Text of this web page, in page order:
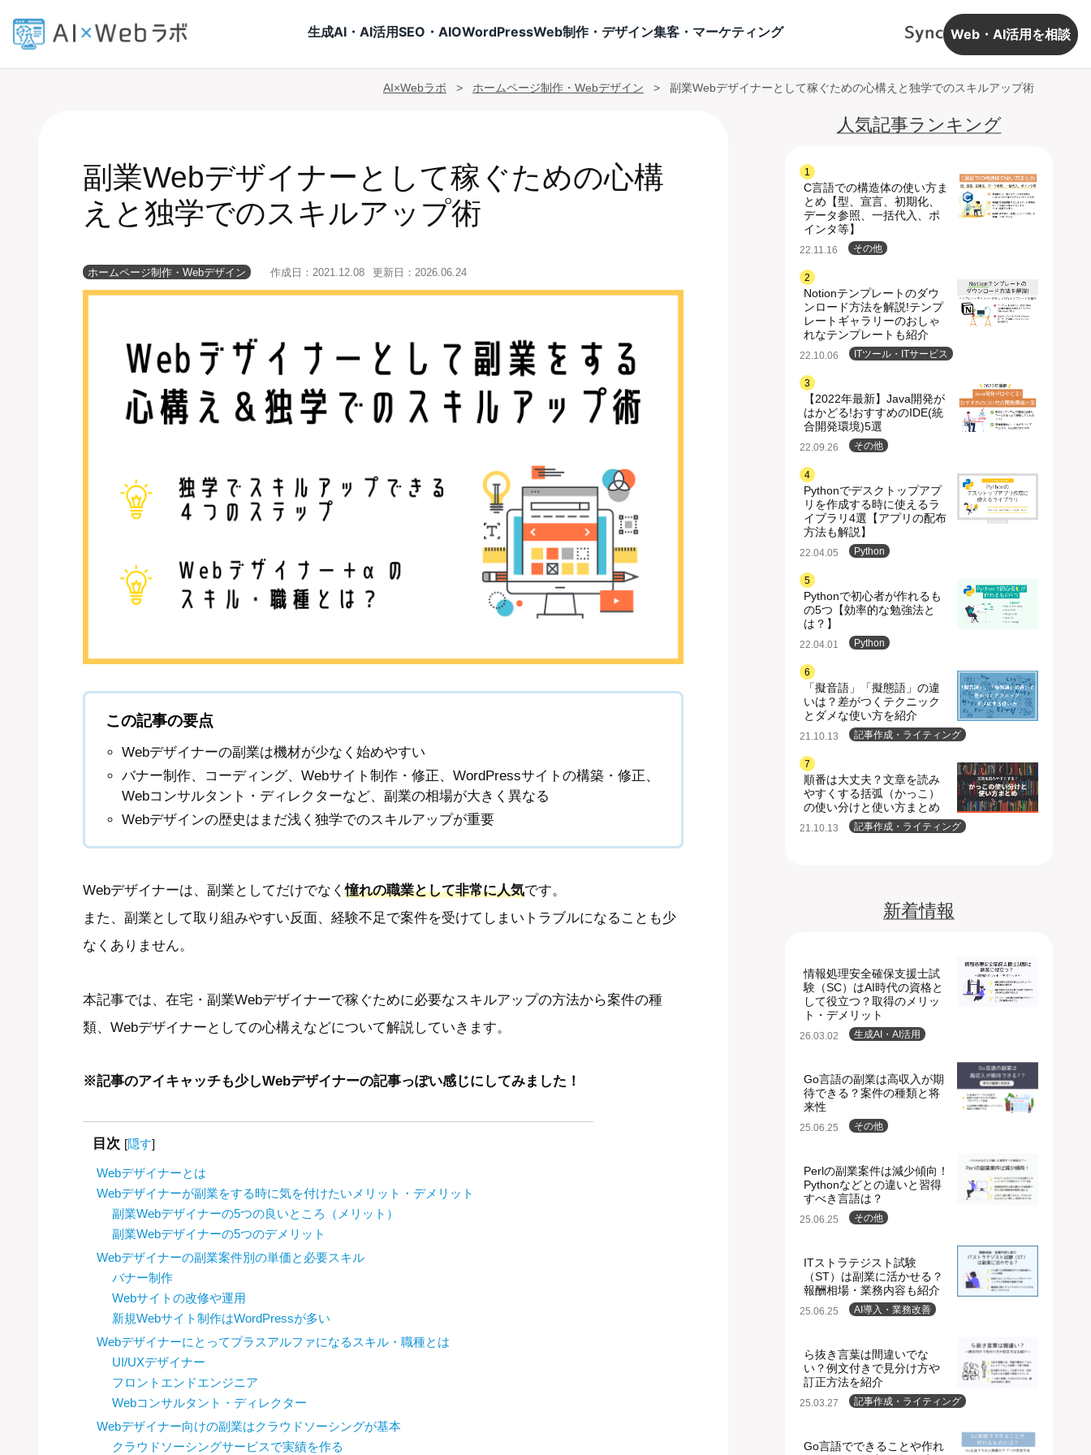
生成AI・AI活用SEO・AIOWordPressWeb制作・デザイン集客・マーケティング Web・AI活用を相談
AI×Webラボ > ホームページ制作・Webデザイン > 副業Webデザイナーとして稼ぐための心構えと独学でのスキルアップ術
副業Webデザイナーとして稼ぐための心構
えと独学でのスキルアップ術
ホームページ制作・Webデザイン 作成日： 2021.12.08 更新日： 2026.06.24
この記事の要点
Webデザイナーの副業は機材が少なく始めやすい
バナー制作、コーディング、Webサイト制作・修正、WordPressサイトの構築・修正、
Webコンサルタント・ディレクターなど、副業の相場が大きく異なる
Webデザインの歴史はまだ浅く独学でのスキルアップが重要
Webデザイナーは、副業としてだけでなく憧れの職業として非常に人気です。
また、副業として取り組みやすい反面、経験不足で案件を受けてしまいトラブルになることも少
なくありません。
本記事では、在宅・副業Webデザイナーで稼ぐために必要なスキルアップの方法から案件の種
類、Webデザイナーとしての心構えなどについて解説していきます。
※記事のアイキャッチも少しWebデザイナーの記事っぽい感じにしてみました！
目次 [隠す]
Webデザイナーとは
Webデザイナーが副業をする時に気を付けたいメリット・デメリット
副業Webデザイナーの5つの良いところ（メリット）
副業Webデザイナーの5つのデメリット
Webデザイナーの副業案件別の単価と必要スキル
バナー制作
Webサイトの改修や運用
新規Webサイト制作はWordPressが多い
Webデザイナーにとってプラスアルファになるスキル・職種とは
UI/UXデザイナー
フロントエンドエンジニア
Webコンサルタント・ディレクター
Webデザイナー向けの副業はクラウドソーシングが基本
クラウドソーシングサービスで実績を作る
人気記事ランキング
1
C言語での構造体の使い方ま
とめ【型、宣言、初期化、
データ参照、一括代入、ポ
インタ等】
22.11.16 その他
2
Notionテンプレートのダウ
ンロード方法を解説!テンプ
レートギャラリーのおしゃ
れなテンプレートも紹介
22.10.06 ITツール・ITサービス
3
【2022年最新】Java開発が
はかどる!おすすめのIDE(統
合開発環境)5選
22.09.26 その他
4
Pythonでデスクトップアプ
リを作成する時に使えるラ
イブラリ4選【アプリの配布
方法も解説】
22.04.05 Python
5
Pythonで初心者が作れるも
の5つ【効率的な勉強法と
は？】
22.04.01 Python
6
「擬音語」「擬態語」の違
いは？差がつくテクニック
とダメな使い方を紹介
21.10.13 記事作成・ライティング
7
順番は大丈夫？文章を読み
やすくする括弧（かっこ）
の使い分けと使い方まとめ
21.10.13 記事作成・ライティング
新着情報
情報処理安全確保支援士試
験（SC）はAI時代の資格と
して役立つ？取得のメリッ
ト・デメリット
26.03.02 生成AI・AI活用
Go言語の副業は高収入が期
待できる？案件の種類と将
来性
25.06.25 その他
Perlの副業案件は減少傾向！
Pythonなどとの違いと習得
すべき言語は？
25.06.25 その他
ITストラテジスト試験
（ST）は副業に活かせる？
報酬相場・業務内容も紹介
25.06.25 AI導入・業務改善
ら抜き言葉は間違いでな
い？例文付きで見分け方や
訂正方法を紹介
25.03.27 記事作成・ライティング
Go言語でできることや作れ